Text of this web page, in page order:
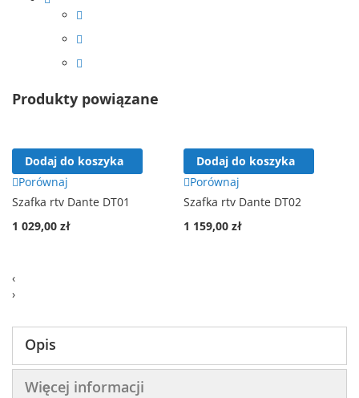
Produkty powiązane
Dodaj do koszyka
Porównaj
Szafka rtv Dante DT01
1 029,00 zł
Dodaj do koszyka
Porównaj
Szafka rtv Dante DT02
1 159,00 zł
‹
›
Opis
Więcej informacji